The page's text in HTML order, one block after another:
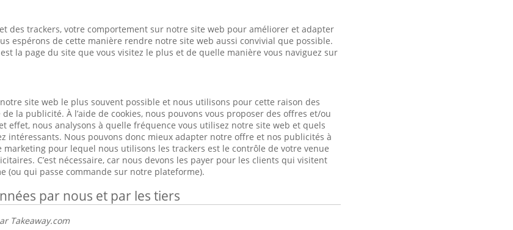
des trackers, votre comportement sur notre site web pour améliorer et adapter
espérons de cette manière rendre notre site web aussi convivial que possible.
la page du site que vous visitez le plus et de quelle manière vous naviguez sur
site web le plus souvent possible et nous utilisons pour cette raison des
la publicité. À l’aide de cookies, nous pouvons vous proposer des offres et/ou
effet, nous analysons à quelle fréquence vous utilisez notre site web et quels
intéressants. Nous pouvons donc mieux adapter notre offre et nos publicités à
pour lequel nous utilisons les trackers est le contrôle de votre venue
C’est nécessaire, car nous devons les payer pour les clients qui visitent
(ou qui passe commande sur notre plateforme).
par nous et par les tiers
Takeaway.com